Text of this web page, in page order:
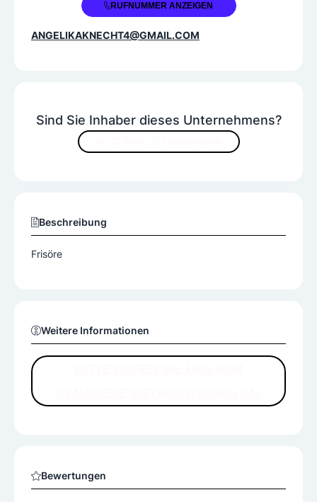
Sind Sie Inhaber dieses Unternehmens?
Beschreibung
Frisöre
Weitere Informationen
Bewertungen
RUFNUMMER ANZEIGEN
ANGELIKAKNECHT4@GMAIL.COM